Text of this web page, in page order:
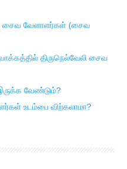
சைவ வேளாளர்கள் (சைவ
திருநெல்வேலி சைவ
வேண்டும்?
உடம்பை விற்கலாமா?